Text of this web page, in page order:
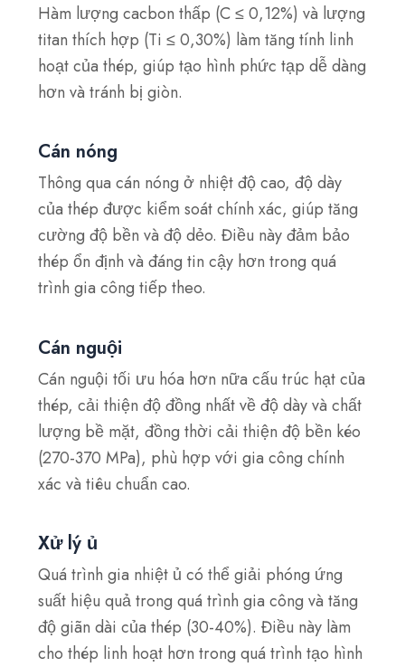
Hàm lượng cacbon thấp (C ≤ 0,12%) và lượng
titan thích hợp (Ti ≤ 0,30%) làm tăng tính linh
hoạt của thép, giúp tạo hình phức tạp dễ dàng
hơn và tránh bị giòn.
Cán nóng
Thông qua cán nóng ở nhiệt độ cao, độ dày
của thép được kiểm soát chính xác, giúp tăng
cường độ bền và độ dẻo. Điều này đảm bảo
thép ổn định và đáng tin cậy hơn trong quá
trình gia công tiếp theo.
Cán nguội
Cán nguội tối ưu hóa hơn nữa cấu trúc hạt của
thép, cải thiện độ đồng nhất về độ dày và chất
lượng bề mặt, đồng thời cải thiện độ bền kéo
(270-370 MPa), phù hợp với gia công chính
xác và tiêu chuẩn cao.
Xử lý ủ
Quá trình gia nhiệt ủ có thể giải phóng ứng
suất hiệu quả trong quá trình gia công và tăng
độ giãn dài của thép (30-40%). Điều này làm
cho thép linh hoạt hơn trong quá trình tạo hình